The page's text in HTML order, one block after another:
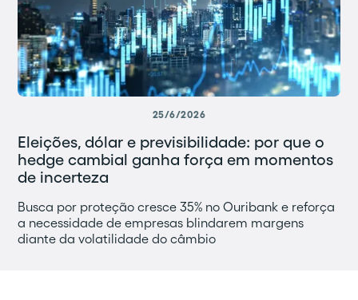
25/6/2026
Eleições, dólar e previsibilidade: por que o
hedge cambial ganha força em momentos
de incerteza
Busca por proteção cresce 35% no Ouribank e reforça
a necessidade de empresas blindarem margens
diante da volatilidade do câmbio